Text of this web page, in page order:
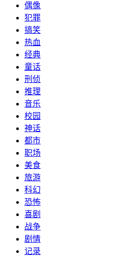
偶像
犯罪
搞笑
热血
经典
童话
刑侦
推理
音乐
校园
神话
都市
职场
美食
旅游
科幻
恐怖
喜剧
战争
剧情
记录